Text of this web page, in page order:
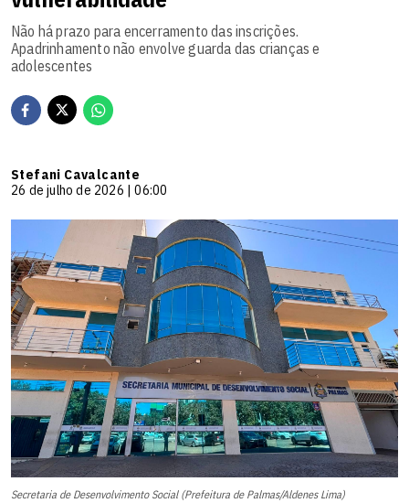
Não há prazo para encerramento das inscrições.
Apadrinhamento não envolve guarda das crianças e
adolescentes
Stefani Cavalcante
26 de julho de 2026 | 06:00
Secretaria de Desenvolvimento Social (Prefeitura de Palmas/Aldenes Lima)